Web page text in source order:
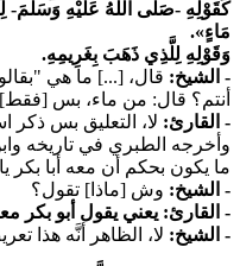
كَقَوْلِهِ -صَلَّى اللَّهُ عَلَيْهِ وَسَلَّمَ-
مَاءٍ».
وَقَوْلِهِ لِلَّذِي ذَهَبَ بِغَرِيمِهِ.
- الشيخ: قال، [...] ما هي
أنتم؟ قال: من ماء، بس
- القارئ: لا، التعليق بس
وأخرجه الطبري في تاريخه
ما يكون بحكم أن معه أبا بكر
- الشيخ: وش [ماذا] تقول؟
- القارئ: يعني يقول أبو بكر
- الشيخ: لا، الظاهر أنَّه هذا